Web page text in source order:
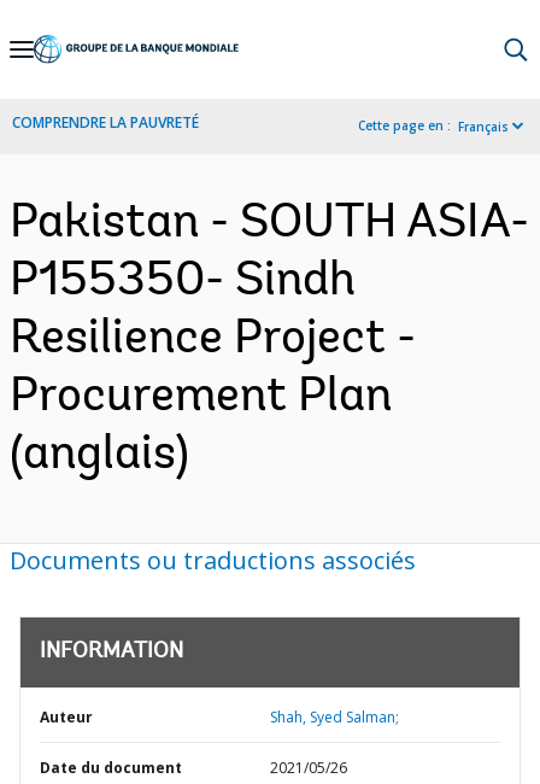
Skip
Navigation
COMPRENDRE LA PAUVRETÉ Cette page en : Français
Pakistan - SOUTH ASIA-
P155350- Sindh
Resilience Project -
Procurement Plan
(anglais)
Documents ou traductions associés
INFORMATION
Auteur Shah, Syed Salman;
Date du document 2021/05/26